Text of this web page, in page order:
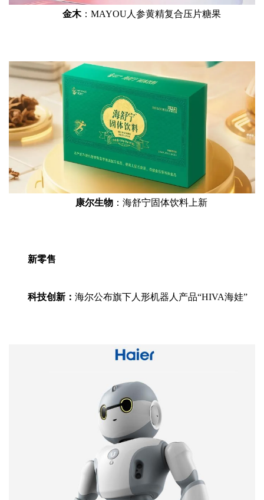
金木：MAYOU人参黄精复合压片糖果
康尔生物 ：海舒宁固体饮料上新
新零售
科技创新： 海尔公布旗下人形机器人产品“HIVA海娃”